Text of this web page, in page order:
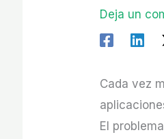
Deja un
Cada vez
El